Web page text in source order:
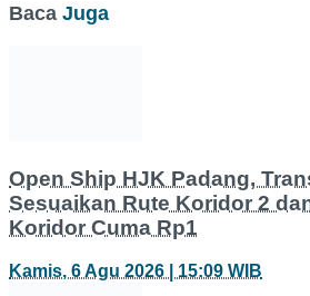
Baca Juga
Open Ship HJK Padang,
Sesuaikan Rute Koridor 2
Koridor Cuma Rp1
Kamis, 6 Agu 2026 | 15:09 WIB